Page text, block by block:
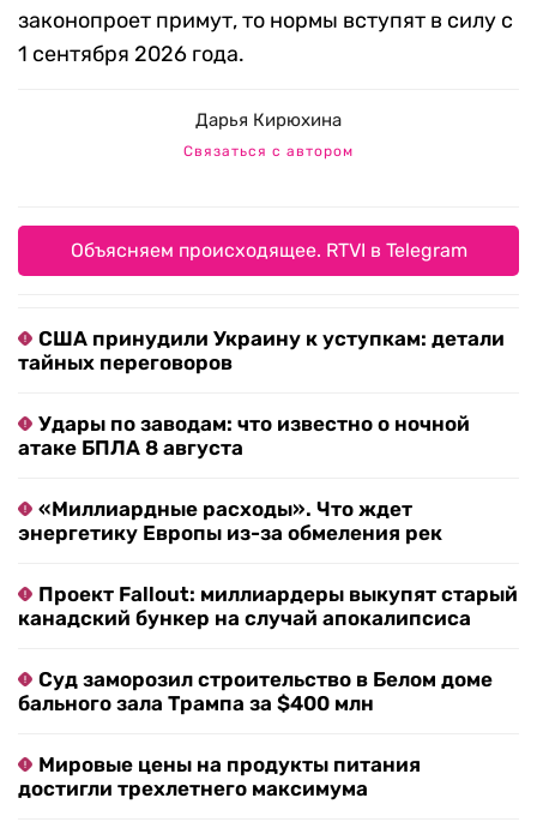
законопроет примут, то нормы вступят в силу с
1 сентября 2026 года.
Дарья Кирюхина
Связаться с автором
Объясняем происходящее. RTVI в Telegram
США принудили Украину к уступкам: детали
тайных переговоров
Удары по заводам: что известно о ночной
атаке БПЛА 8 августа
«Миллиардные расходы». Что ждет
энергетику Европы из-за обмеления рек
Проект Fallout: миллиардеры выкупят старый
канадский бункер на случай апокалипсиса
Суд заморозил строительство в Белом доме
бального зала Трампа за $400 млн
Мировые цены на продукты питания
достигли трехлетнего максимума